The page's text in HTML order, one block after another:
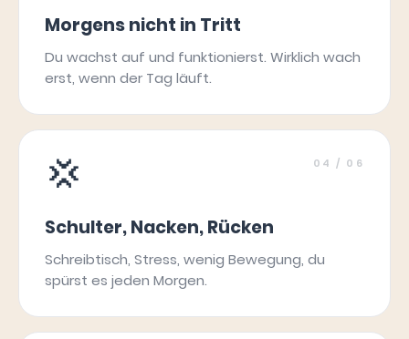
Morgens nicht in Tritt
Du wachst auf und funktionierst. Wirklich wach
erst, wenn der Tag läuft.
💢 04 / 06
Schulter, Nacken, Rücken
Schreibtisch, Stress, wenig Bewegung, du
spürst es jeden Morgen.